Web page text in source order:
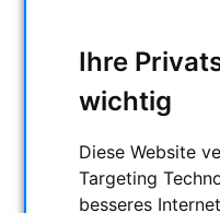
Ihre
wichtig
Diese Website
Targeting
besseres
KATEGORIEN
AKTUELLE ANGEBOTE